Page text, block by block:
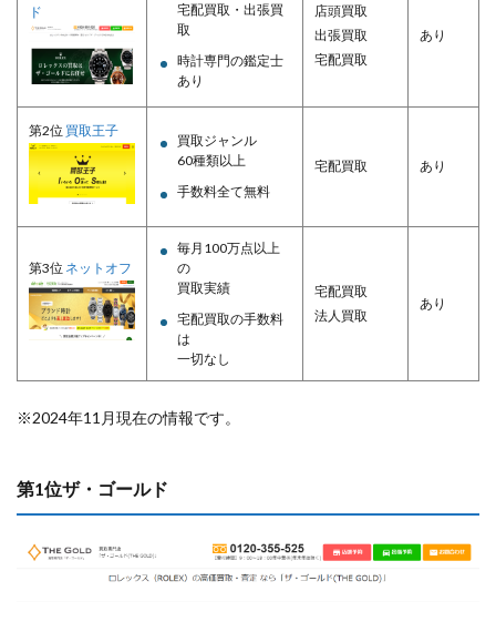
ド
宅配買取・出張買
取
時計専門の鑑定士
あり
店頭買取
出張買取
宅配買取
あり
第2位 買取王子
買取ジャンル
60種類以上
手数料全て無料
宅配買取 あり
第3位 ネットオフ
毎月100万点以上
の
買取実績
宅配買取の手数料
は
一切なし
宅配買取
法人買取
あり
※2024年11月現在の情報です。
第1位ザ・ゴールド